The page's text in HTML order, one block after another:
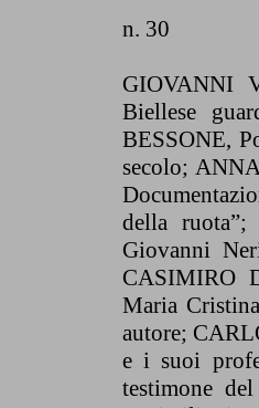
n. 30
GIOVANNI
Biellese
BESSONE,
secolo;
della
Giovanni
CASIMIRO
Maria
autore;
e i suoi
testimone